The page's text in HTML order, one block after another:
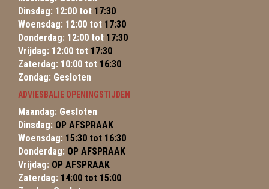
Dinsdag: 12:00 tot 17:30
Woensdag: 12:00 tot 17:30
Donderdag: 12:00 tot 17:30
Vrijdag: 12:00 tot 17:30
Zaterdag: 10:00 tot 16:30
Zondag: Gesloten
ADVIESBALIE OPENINGSTIJDEN
Maandag: Gesloten
Dinsdag: OP AFSPRAAK
Woensdag: 15:30 tot 16:30
Donderdag: OP AFSPRAAK
Vrijdag: OP AFSPRAAK
Zaterdag: 14:00 tot 15:00